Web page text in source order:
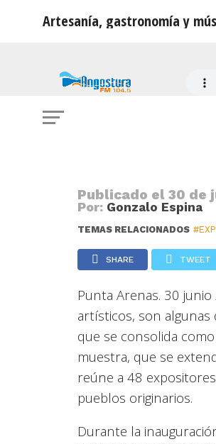
Artesanía, gastronomía y
Artesanía,
Publicado el30 de
Por: Gonzalo Espina
TEMAS RELACIONADOS
SHARE TWEET
Punta Arenas. 30
artísticos, son algunas
que se consolida
muestra, que se
reúne a 48
pueblos originarios.
Durante la